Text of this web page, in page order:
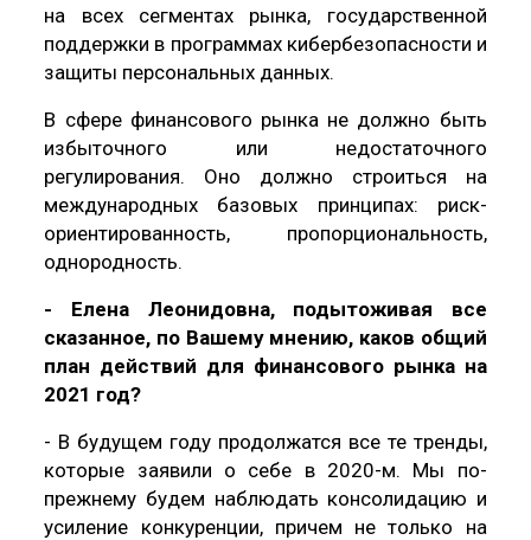
на всех сегментах рынка, государственной
поддержки в программах кибербезопасности и
защиты персональных данных.
В сфере финансового рынка не должно быть
избыточного или недостаточного
регулирования. Оно должно строиться на
международных базовых принципах: риск-
ориентированность, пропорциональность,
однородность.
- Елена Леонидовна, подытоживая все
сказанное, по Вашему мнению, каков общий
план действий для финансового рынка на
2021 год?
- В будущем году продолжатся все те тренды,
которые заявили о себе в 2020-м. Мы по-
прежнему будем наблюдать консолидацию и
усиление конкуренции, причем не только на